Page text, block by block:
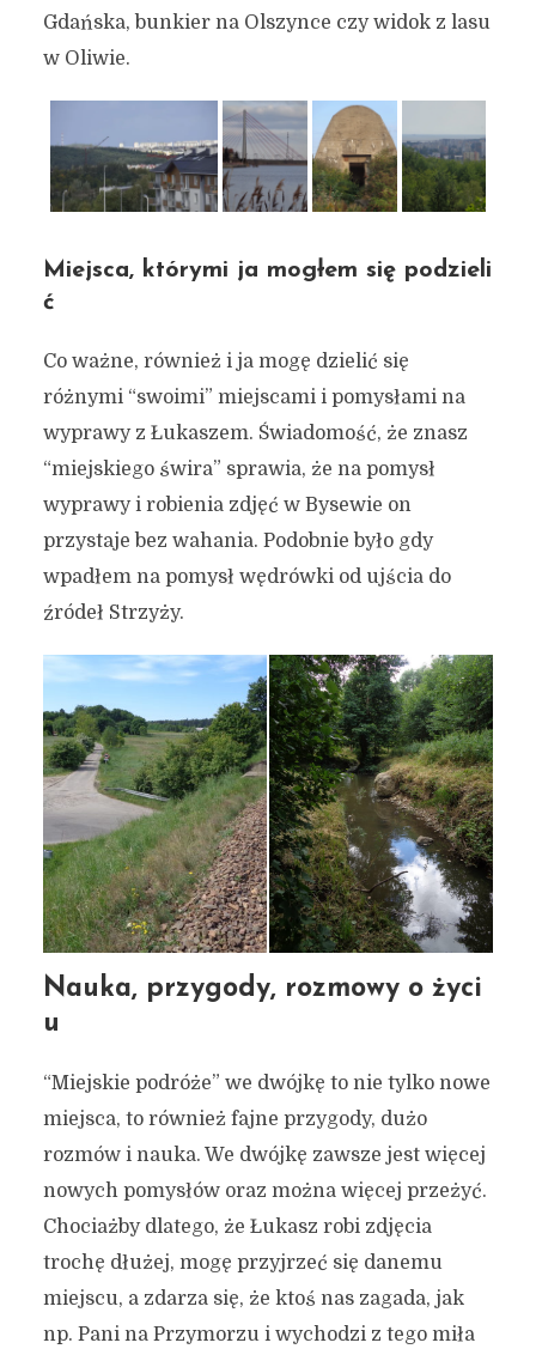
Gdańska, bunkier na Olszynce czy widok z lasu
w Oliwie.
Miejsca, którymi ja mogłem się podzieli
ć
Co ważne, również i ja mogę dzielić się
różnymi “swoimi” miejscami i pomysłami na
wyprawy z Łukaszem. Świadomość, że znasz
“miejskiego świra” sprawia, że na pomysł
wyprawy i robienia zdjęć w Bysewie on
przystaje bez wahania. Podobnie było gdy
wpadłem na pomysł wędrówki od ujścia do
źródeł Strzyży.
Nauka, przygody, rozmowy o życi
u
“Miejskie podróże” we dwójkę to nie tylko nowe
miejsca, to również fajne przygody, dużo
rozmów i nauka. We dwójkę zawsze jest więcej
nowych pomysłów oraz można więcej przeżyć.
Chociażby dlatego, że Łukasz robi zdjęcia
trochę dłużej, mogę przyjrzeć się danemu
miejscu, a zdarza się, że ktoś nas zagada, jak
np. Pani na Przymorzu i wychodzi z tego miła